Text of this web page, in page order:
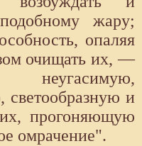
жару;
опаляя
очищать их, —
неугасимую,
светообразную и
прогоняющую
омрачение".